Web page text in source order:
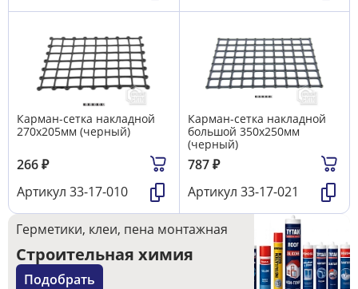
Карман-сетка накладной
270х205мм (черный)
266₽
Артикул 33-17-010
Карман-сетка накладной
большой 350х250мм
(черный)
787₽
Артикул 33-17-021
Герметики, клеи, пена монтажная
Строительная химия
Подобрать